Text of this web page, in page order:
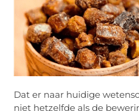
Dat er naar huidige
niet hetzelfde als de